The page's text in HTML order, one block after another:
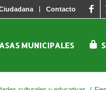
Contacto
MUNICIPALES